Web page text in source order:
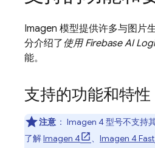
Imagen 模型提供许多与图片
分介绍了使用 Firebase AI
能。
支持的功能和特性
注意 ： Imagen 4型号不支持
了解Imagen 4 、 Imagen 4 Fast